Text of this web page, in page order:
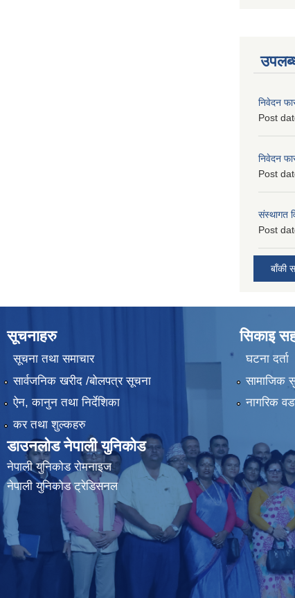
निवेदन
Post
निवेदन
Post
संस्थागत
Post
बाँकी
सूचनाहरु
सूचना तथा समाचार
सार्वजनिक खरीद /बोलपत्र सूचना
ऐन, कानुन तथा निर्देशिका
कर तथा शुल्कहरु
डाउनलोड नेपाली युनिकोड
नेपाली युनिकोड रोमनाइज
नेपाली युनिकोड ट्रेडिसनल
सिकाइ
घटना दर्ता
सामाजिक
नागरिक